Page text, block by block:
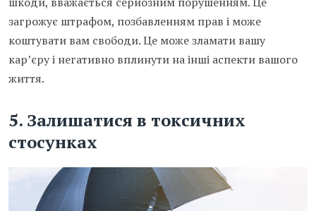
загрожує штрафом, позбавленням прав і може
коштувати вам свободи. Це може зламати вашу
кар’єру і негативно вплинути на інші аспекти вашого
життя.
5. Залишатися в токсичних
стосунках